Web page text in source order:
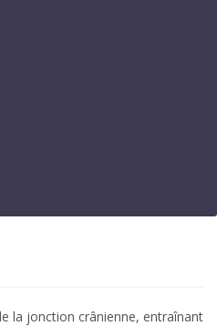
la jonction crânienne, entraînant